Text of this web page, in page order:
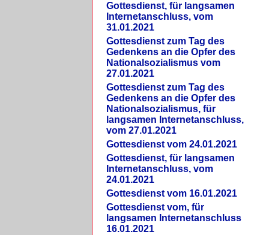
Gottesdienst, für langsamen
Internetanschluss, vom
31.01.2021
Gottesdienst zum Tag des
Gedenkens an die Opfer des
Nationalsozialismus vom
27.01.2021
Gottesdienst zum Tag des
Gedenkens an die Opfer des
Nationalsozialismus, für
langsamen Internetanschluss,
vom 27.01.2021
Gottesdienst vom 24.01.2021
Gottesdienst, für langsamen
Internetanschluss, vom
24.01.2021
Gottesdienst vom 16.01.2021
Gottesdienst vom, für
langsamen Internetanschluss
16.01.2021